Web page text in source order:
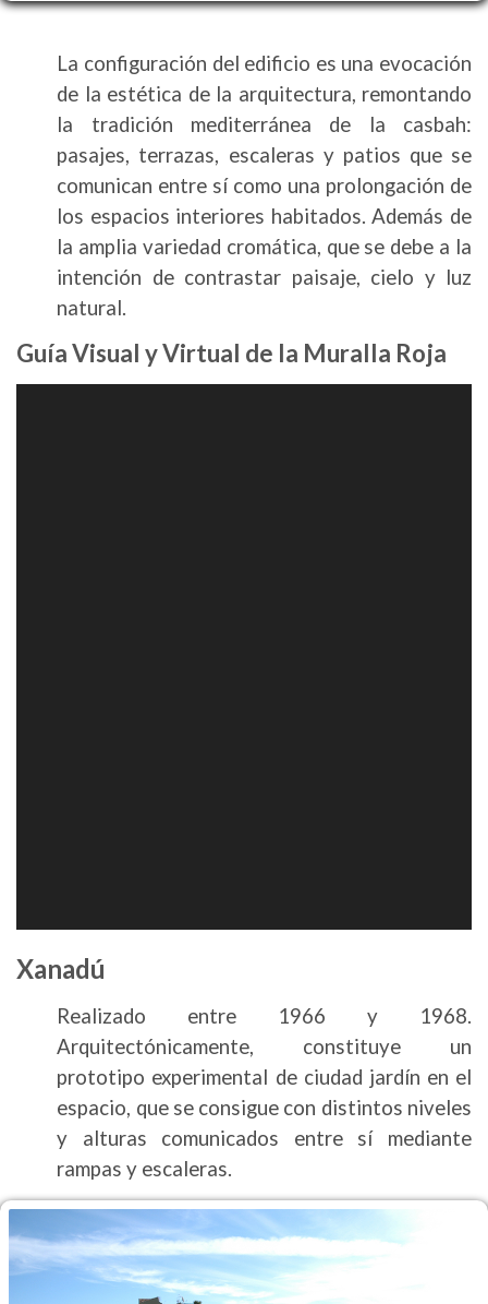
La configuración del edificio es una evocación
de la estética de la arquitectura, remontando
la tradición mediterránea de la casbah:
pasajes, terrazas, escaleras y patios que se
comunican entre sí como una prolongación de
los espacios interiores habitados. Además de
la amplia variedad cromática, que se debe a la
intención de contrastar paisaje, cielo y luz
natural.
Guía Visual y Virtual de la Muralla Roja
Xanadú
Realizado entre 1966 y 1968.
Arquitectónicamente, constituye un
prototipo experimental de ciudad jardín en el
espacio, que se consigue con distintos niveles
y alturas comunicados entre sí mediante
rampas y escaleras.